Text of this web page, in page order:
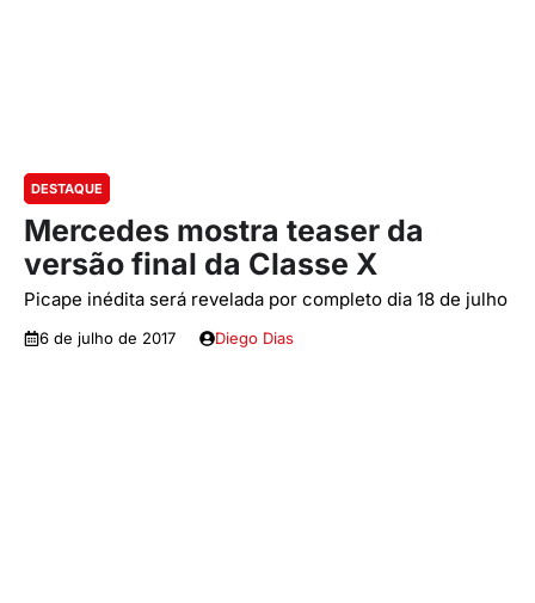
DESTAQUE
Mercedes mostra teaser da
versão final da Classe X
Picape inédita será revelada por completo dia 18 de julho
6 de julho de 2017 Diego Dias